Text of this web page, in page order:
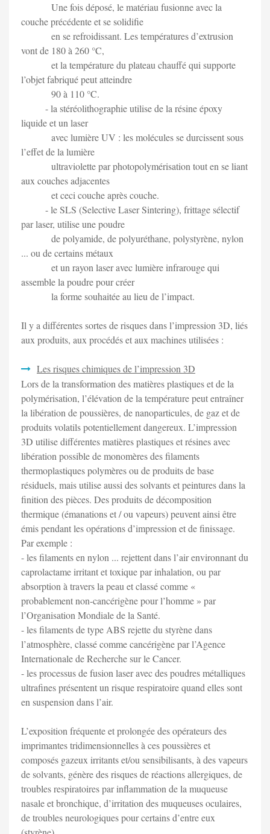
Une fois déposé, le matériau fusionne avec la
couche précédente et se solidifie
en se refroidissant. Les températures d’extrusion
vont de 180 à 260 °C,
et la température du plateau chauffé qui supporte
l’objet fabriqué peut atteindre
90 à 110 °C.
- la stéréolithographie utilise de la résine époxy
liquide et un laser
avec lumière UV : les molécules se durcissent sous
l’effet de la lumière
ultraviolette par photopolymérisation tout en se liant
aux couches adjacentes
et ceci couche après couche.
- le SLS (Selective Laser Sintering), frittage sélectif
par laser, utilise une poudre
de polyamide, de polyuréthane, polystyrène, nylon
... ou de certains métaux
et un rayon laser avec lumière infrarouge qui
assemble la poudre pour créer
la forme souhaitée au lieu de l’impact.
Il y a différentes sortes de risques dans l’impression 3D, liés
aux produits, aux procédés et aux machines utilisées :
Les risques chimiques de l’impression 3D
Lors de la transformation des matières plastiques et de la
polymérisation, l’élévation de la température peut entraîner
la libération de poussières, de nanoparticules, de gaz et de
produits volatils potentiellement dangereux. L’impression
3D utilise différentes matières plastiques et résines avec
libération possible de monomères des filaments
thermoplastiques polymères ou de produits de base
résiduels, mais utilise aussi des solvants et peintures dans la
finition des pièces. Des produits de décomposition
thermique (émanations et / ou vapeurs) peuvent ainsi être
émis pendant les opérations d’impression et de finissage.
Par exemple :
- les filaments en nylon ... rejettent dans l’air environnant du
caprolactame irritant et toxique par inhalation, ou par
absorption à travers la peau et classé comme «
probablement non-cancérigène pour l’homme » par
l’Organisation Mondiale de la Santé.
- les filaments de type ABS rejette du styrène dans
l’atmosphère, classé comme cancérigène par l’Agence
Internationale de Recherche sur le Cancer.
- les processus de fusion laser avec des poudres métalliques
ultrafines présentent un risque respiratoire quand elles sont
en suspension dans l’air.
L’exposition fréquente et prolongée des opérateurs des
imprimantes tridimensionnelles à ces poussières et
composés gazeux irritants et/ou sensibilisants, à des vapeurs
de solvants, génère des risques de réactions allergiques, de
troubles respiratoires par inflammation de la muqueuse
nasale et bronchique, d’irritation des muqueuses oculaires,
de troubles neurologiques pour certains d’entre eux